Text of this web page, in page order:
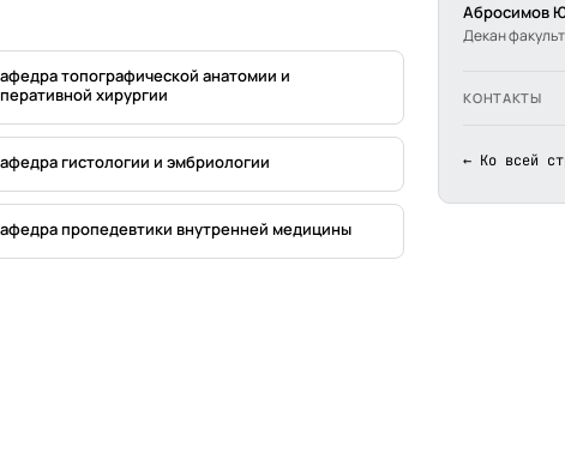
топографической анатомии и
хирургии
гистологии и эмбриологии
пропедевтики внутренней медицины
Абросимов
Декан
КОНТАКТЫ
← Ко всей